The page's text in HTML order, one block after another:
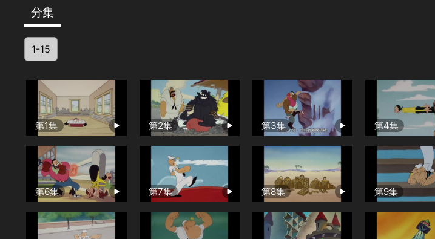
分集
1-15
第1集 第2集 第3集 第4集
第6集 第7集 第8集 第9集